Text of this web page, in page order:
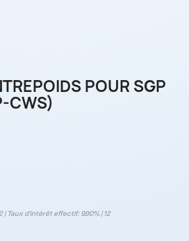
POUR SGP
CWS)
| Taux d‘intérêt effectif: 9.90% | 12